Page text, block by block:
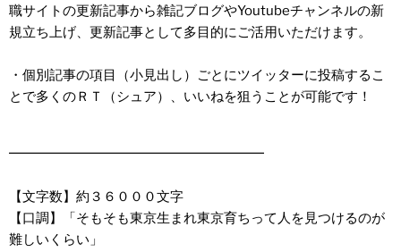
職サイトの更新記事から雑記ブログやYoutubeチャンネルの新
規立ち上げ、更新記事として多目的にご活用いただけます。
・個別記事の項目（小見出し）ごとにツイッターに投稿するこ
とで多くのＲＴ（シュア）、いいねを狙うことが可能です！
━━━━━━━━━━━━━━━━━━━
【文字数】約３６０００文字
【口調】「そもそも東京生まれ東京育ちって人を見つけるのが
難しいくらい」